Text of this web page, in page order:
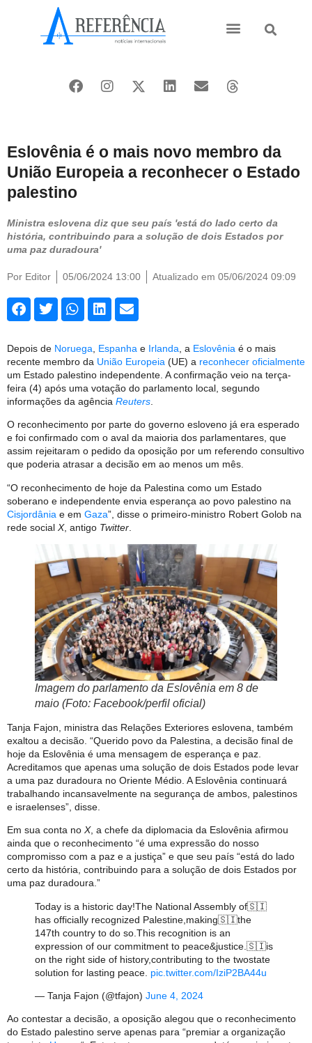
Eslovênia é o mais novo membro da
União Europeia a reconhecer o Estado
palestino
Ministra eslovena diz que seu país 'está do lado certo da
história, contribuindo para a solução de dois Estados por
uma paz duradoura'
Por Editor 05/06/2024 13:00 Atualizado em 05/06/2024 09:09
Depois de Noruega Espanha e Irlanda , a Eslovênia é o mais
recente membro da União Europeia (UE) a reconhecer oficialmente
um Estado palestino independente. A confirmação veio na terça-
feira (4) após uma votação do parlamento local, segundo
informações da agência Reuters
O reconhecimento por parte do governo esloveno já era esperado
e foi confirmado com o aval da maioria dos parlamentares, que
assim rejeitaram o pedido da oposição por um referendo consultivo
que poderia atrasar a decisão em ao menos um mês.
“O reconhecimento de hoje da Palestina como um Estado
soberano e independente envia esperança ao povo palestino na
Cisjordânia e em Gaza”, disse o primeiro-ministro Robert Golob na
rede social X, antigo Twitter
Imagem do parlamento da Eslovênia em 8 de
maio (Foto: Facebook/perfil oficial)
Tanja Fajon, ministra das Relações Exteriores eslovena, também
exaltou a decisão. “Querido povo da Palestina, a decisão final de
hoje da Eslovênia é uma mensagem de esperança e paz.
Acreditamos que apenas uma solução de dois Estados pode levar
a uma paz duradoura no Oriente Médio. A Eslovênia continuará
trabalhando incansavelmente na segurança de ambos, palestinos
e israelenses”, disse.
Em sua conta no X, a chefe da diplomacia da Eslovênia afirmou
ainda que o reconhecimento “é uma expressão do nosso
compromisso com a paz e a justiça” e que seu país “está do lado
certo da história, contribuindo para a solução de dois Estados por
uma paz duradoura.”
Today is a historic day!The National Assembly of🇸🇮
has officially recognized Palestine,making🇸🇮the
147th country to do so.This recognition is an
expression of our commitment to peace&justice.🇸🇮is
on the right side of history,contributing to the twostate
solution for lasting peace. pic.twitter.com/IziP2BA44u
— Tanja Fajon (@tfajon) June 4, 2024
Ao contestar a decisão, a oposição alegou que o reconhecimento
do Estado palestino serve apenas para “premiar a organização